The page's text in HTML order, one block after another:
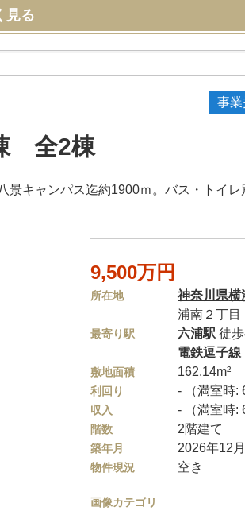
見る
事業
全2棟
キャンパス迄約1900ｍ。バス・トイレ
9,500万円
所在地 神奈川県横
浦南２丁目
最寄り駅 六浦駅 徒
電鉄逗子線
敷地面積 162.14m²
利回り - （満室時:
収入 - （満室時:
階数 2階建て
築年月 2026年12
物件現況 空き
画像カテゴリ